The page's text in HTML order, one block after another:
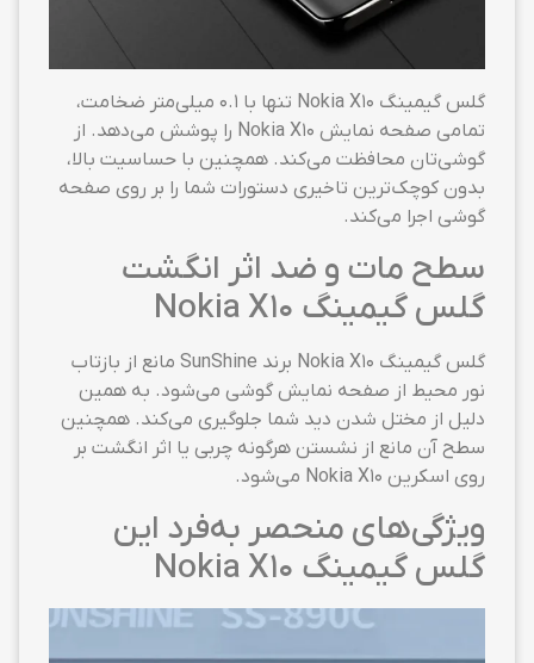
گلس گیمینگ Nokia X10 تنها با ۰.۱ میلی‌متر ضخامت،
تمامی صفحه نمایش Nokia X10 را پوشش می‌دهد. از
گوشی‌تان محافظت می‌کند. همچنین با حساسیت بالا،
بدون کوچک‌ترین تاخیری دستورات شما را بر روی صفحه
گوشی اجرا می‌کند.
سطح مات و ضد اثر انگشت
گلس گیمینگ Nokia X10
گلس گیمینگ Nokia X10 برند SunShine مانع از بازتاب
نور محیط از صفحه نمایش گوشی می‌شود. به همین
دلیل از مختل شدن دید شما جلوگیری می‌کند. همچنین
سطح آن مانع از نشستن هرگونه چربی یا اثر انگشت بر
روی اسکرین Nokia X10 می‌شود.
ویژگی‌های منحصر به‌فرد این
گلس گیمینگ Nokia X10